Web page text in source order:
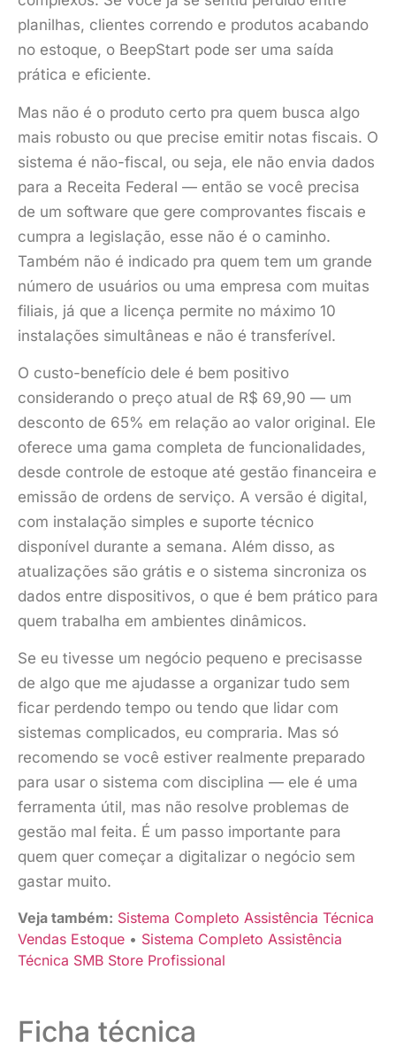
planilhas, clientes correndo e produtos acabando
no estoque, o BeepStart pode ser uma saída
prática e eficiente.
Mas não é o produto certo pra quem busca algo
mais robusto ou que precise emitir notas fiscais. O
sistema é não-fiscal, ou seja, ele não envia dados
para a Receita Federal — então se você precisa
de um software que gere comprovantes fiscais e
cumpra a legislação, esse não é o caminho.
Também não é indicado pra quem tem um grande
número de usuários ou uma empresa com muitas
filiais, já que a licença permite no máximo 10
instalações simultâneas e não é transferível.
O custo-benefício dele é bem positivo
considerando o preço atual de R$ 69,90 — um
desconto de 65% em relação ao valor original. Ele
oferece uma gama completa de funcionalidades,
desde controle de estoque até gestão financeira e
emissão de ordens de serviço. A versão é digital,
com instalação simples e suporte técnico
disponível durante a semana. Além disso, as
atualizações são grátis e o sistema sincroniza os
dados entre dispositivos, o que é bem prático para
quem trabalha em ambientes dinâmicos.
Se eu tivesse um negócio pequeno e precisasse
de algo que me ajudasse a organizar tudo sem
ficar perdendo tempo ou tendo que lidar com
sistemas complicados, eu compraria. Mas só
recomendo se você estiver realmente preparado
para usar o sistema com disciplina — ele é uma
ferramenta útil, mas não resolve problemas de
gestão mal feita. É um passo importante para
quem quer começar a digitalizar o negócio sem
gastar muito.
Veja também: Sistema Completo Assistência Técnica
Vendas Estoque • Sistema Completo Assistência
Técnica SMB Store Profissional
Ficha técnica